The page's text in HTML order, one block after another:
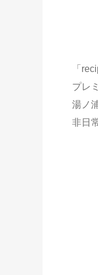
「
プレ
湯ノ
非日